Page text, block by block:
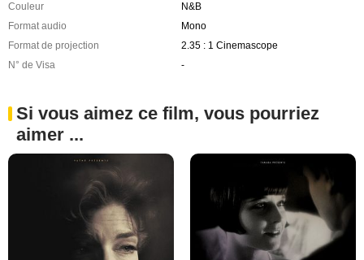
Couleur
N&B
Format audio
Mono
Format de projection
2.35 : 1 Cinemascope
N° de Visa
-
Si vous aimez ce film, vous pourriez
aimer ...